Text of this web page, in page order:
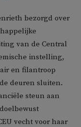
bezorgd over
van de Central
instelling,
en filantroop
deuren sluiten.
steun aan
vecht voor haar